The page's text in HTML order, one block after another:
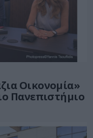
Οικονομία»
Πανεπιστήμιο